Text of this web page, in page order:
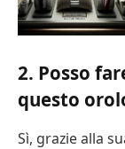
2. Posso
questo
Sì, grazie alla